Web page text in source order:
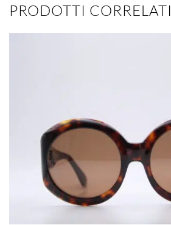
PRODOTTI CORRELATI